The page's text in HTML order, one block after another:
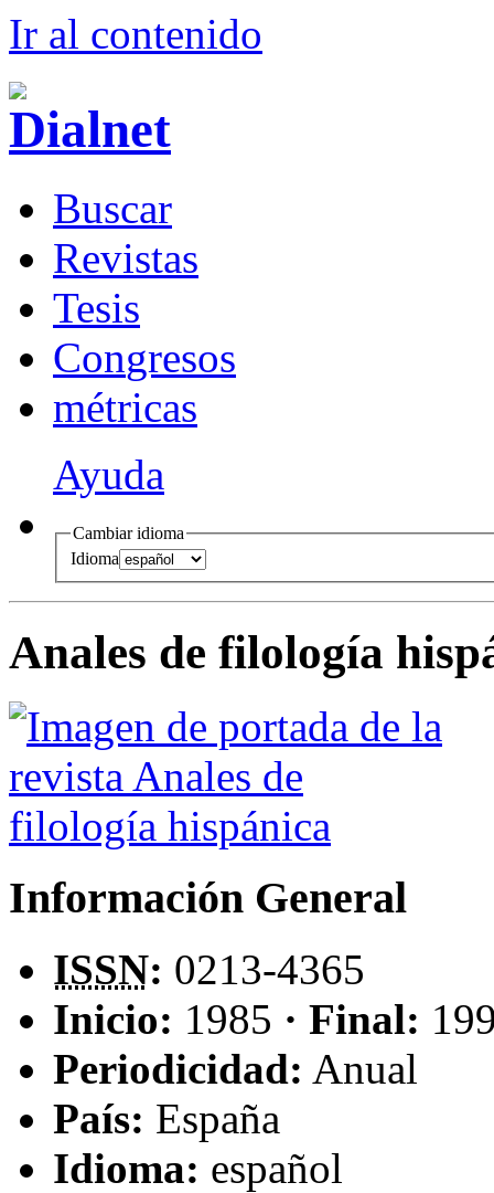
Ir al contenido
Buscar
Revistas
Tesis
Congresos
métricas
Ayuda
Cambiar idioma
Idioma
Anales de filología
Información General
ISSN: 0213-4365
Inicio: 1985 · Final:
Periodicidad: Anual
País: España
Idioma: español